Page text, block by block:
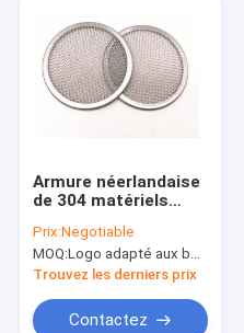
Armure néerlandaise
de 304 matériels
filtre d'eau de 50
microns
Prix:Negotiable
MOQ:Logo adapté aux besoins du client (Min. Order : 300 morceaux) d'emballage adapté aux besoins du clie
Trouvez les derniers prix
Contactez